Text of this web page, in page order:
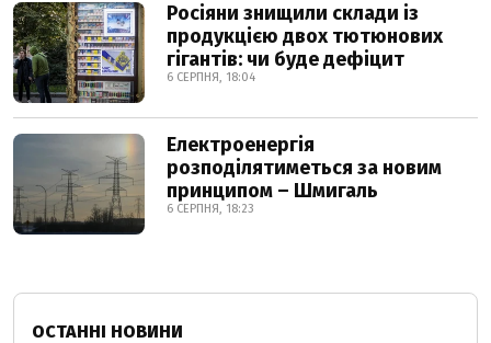
Росіяни знищили склади із
продукцією двох тютюнових
гігантів: чи буде дефіцит
6 СЕРПНЯ, 18:04
Електроенергія
розподілятиметься за новим
принципом – Шмигаль
6 СЕРПНЯ, 18:23
ОСТАННІ НОВИНИ